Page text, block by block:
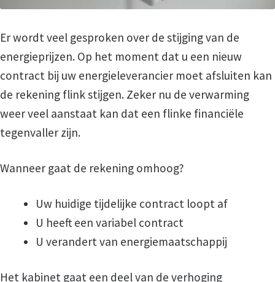
Er wordt veel gesproken over de stijging van de
energieprijzen. Op het moment dat u een nieuw
contract bij uw energieleverancier moet afsluiten kan
de rekening flink stijgen. Zeker nu de verwarming
weer veel aanstaat kan dat een flinke financiële
tegenvaller zijn.
Wanneer gaat de rekening omhoog?
Uw huidige tijdelijke contract loopt af
U heeft een variabel contract
U verandert van energiemaatschappij
Het kabinet gaat een deel van de verhoging